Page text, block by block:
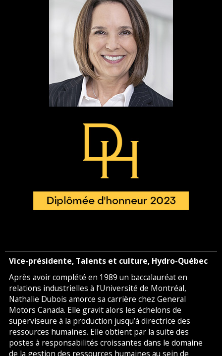
Vice-présidente, Talents et culture, Hydro-Québec
Après avoir complété en 1989 un baccalauréat en
relations industrielles à l’Université de Montréal,
Nathalie Dubois amorce sa carrière chez General
Motors Canada. Elle gravit alors les échelons de
superviseure à la production jusqu’à directrice des
ressources humaines. Elle obtient par la suite des
postes à responsabilités croissantes dans le domaine
de la gestion des ressources humaines au sein de